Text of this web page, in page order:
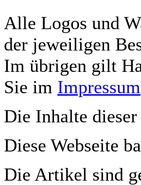
Alle Logos und
der jeweiligen
Im übrigen gilt
Sie im Impressum
Die Inhalte
Diese Webseite
Die Artikel sind